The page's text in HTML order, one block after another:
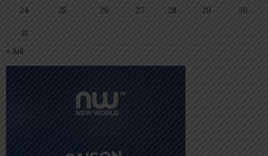
24 25 26 27 28 29 30
31
« Juil